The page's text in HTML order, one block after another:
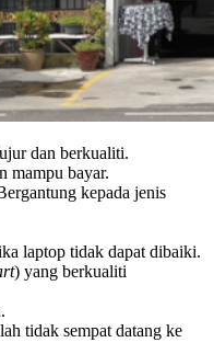
dan berkualiti.
mampu bayar.
kepada jenis
laptop tidak dapat dibaiki.
) yang berkualiti
tidak sempat datang ke